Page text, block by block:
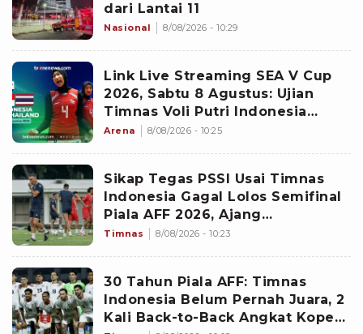
dari Lantai 11
Nasional 8/08/2026 - 10:29
Link Live Streaming SEA V Cup
2026, Sabtu 8 Agustus: Ujian
Timnas Voli Putri Indonesia
Untuk Lanjutkan Kemenangan
Arena 8/08/2026 - 10:25
Sikap Tegas PSSI Usai Timnas
Indonesia Gagal Lolos Semifinal
Piala AFF 2026, Ajang
Selanjutnya Jadi Pembuktian
Timnas 8/08/2026 - 10:23
30 Tahun Piala AFF: Timnas
Indonesia Belum Pernah Juara, 2
Kali Back-to-Back Angkat Koper